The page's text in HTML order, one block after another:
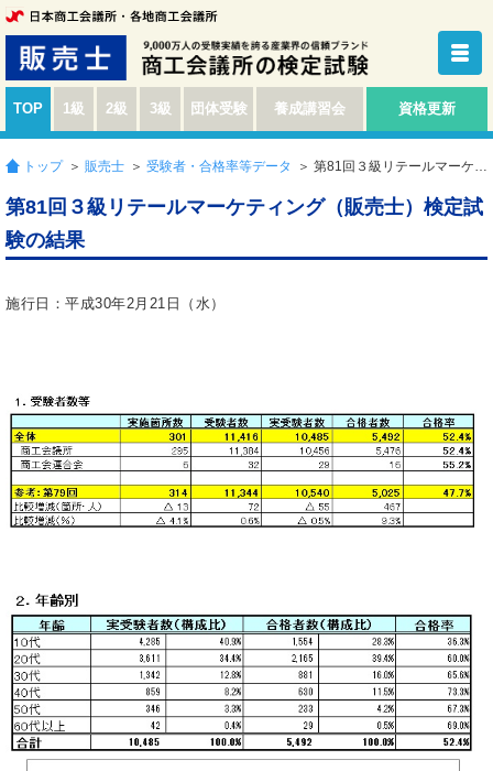
TOP 1級 2級 3級 団体受験 養成講習会 資格更新
トップ ＞ 販売士 ＞ 受験者・合格率等データ ＞ 第81回３級リテールマーケティング（販売士）検定試験の結果
第81回３級リテールマーケティング（販売士）検定試
験の結果
施行日：平成30年2月21日（水）